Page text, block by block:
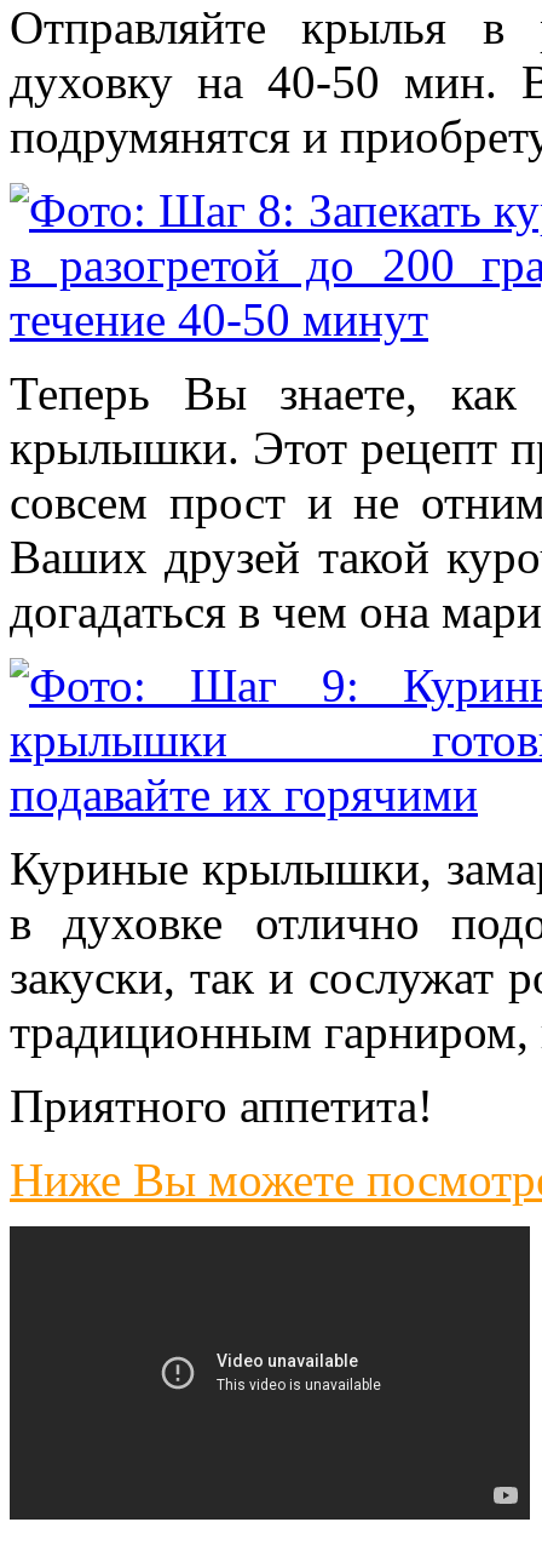
Отправляйте крылья в
духовку на 40-50 мин.
подрумянятся и
Теперь Вы знаете, как
крылышки. Этот рецепт
совсем прост и не
Ваших друзей такой
догадаться в чем она
Куриные крылышки,
в духовке отлично
закуски, так и сослужат
традиционным
Приятного аппетита!
Ниже Вы можете